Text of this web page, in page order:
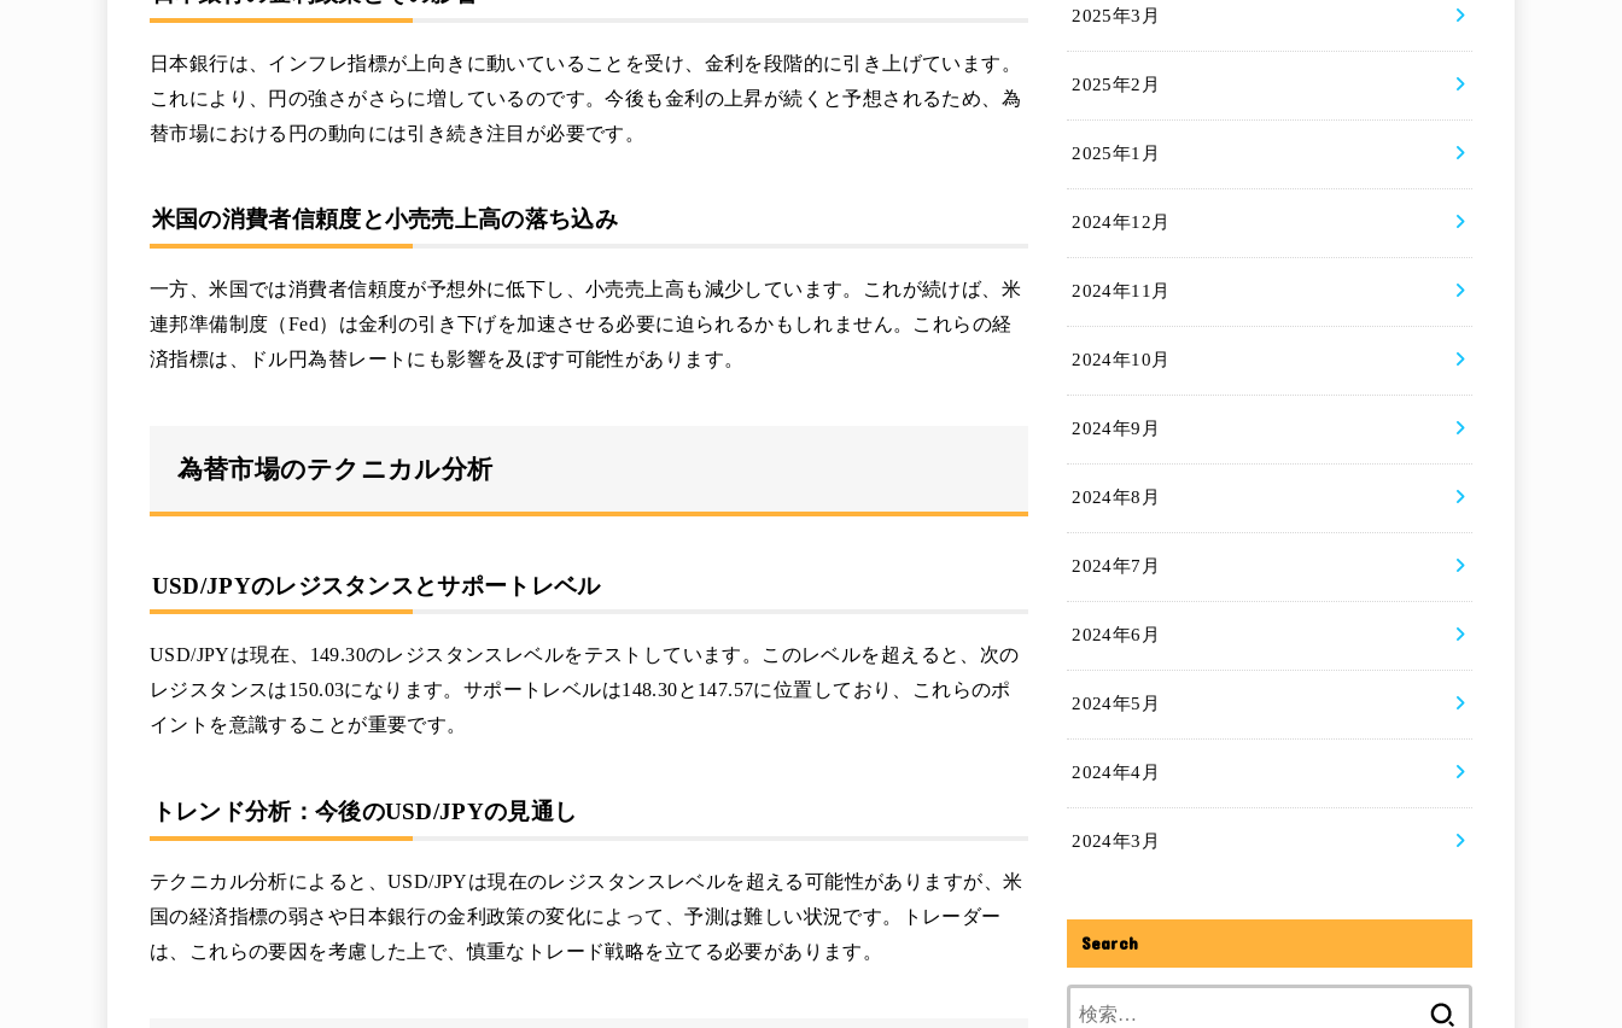
日本銀行は、インフレ指標が上向きに動いていることを受け、金利を段階的に引き上げています。
これにより、円の強さがさらに増しているのです。今後も金利の上昇が続くと予想されるため、為
替市場における円の動向には引き続き注目が必要です。
米国の消費者信頼度と小売売上高の落ち込み
一方、米国では消費者信頼度が予想外に低下し、小売売上高も減少しています。これが続けば、米
連邦準備制度（Fed）は金利の引き下げを加速させる必要に迫られるかもしれません。これらの経
済指標は、ドル円為替レートにも影響を及ぼす可能性があります。
為替市場のテクニカル分析
USD/JPYのレジスタンスとサポートレベル
USD/JPYは現在、149.30のレジスタンスレベルをテストしています。このレベルを超えると、次の
レジスタンスは150.03になります。サポートレベルは148.30と147.57に位置しており、これらのポ
イントを意識することが重要です。
トレンド分析：今後のUSD/JPYの見通し
テクニカル分析によると、USD/JPYは現在のレジスタンスレベルを超える可能性がありますが、米
国の経済指標の弱さや日本銀行の金利政策の変化によって、予測は難しい状況です。トレーダー
は、これらの要因を考慮した上で、慎重なトレード戦略を立てる必要があります。
2025年3月
2025年2月
2025年1月
2024年12月
2024年11月
2024年10月
2024年9月
2024年8月
2024年7月
2024年6月
2024年5月
2024年4月
2024年3月
Search